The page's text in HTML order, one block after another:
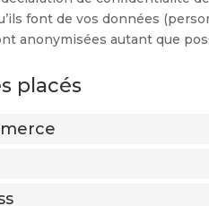
font de vos données
anonymisées autant que
placés